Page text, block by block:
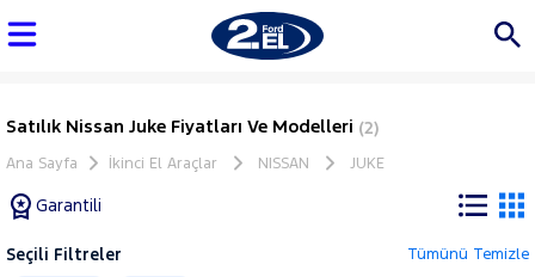
Satılık Nissan Juke Fiyatları Ve Modelleri (2)
Ana Sayfa İkinci El Araçlar NISSAN JUKE
Garantili
Seçili Filtreler Tümünü Temizle